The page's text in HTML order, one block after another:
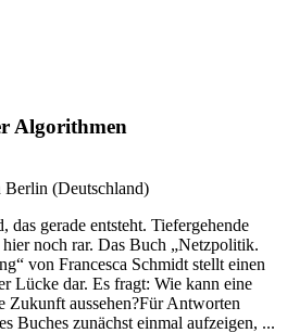
Algorithmen
(Deutschland)
gerade entsteht. Tiefergehende
noch rar. Das Buch „Netzpolitik.
von Francesca Schmidt stellt einen
Lücke dar. Es fragt: Wie kann eine
Zukunft aussehen?Für Antworten
Buches zunächst einmal aufzeigen, ...